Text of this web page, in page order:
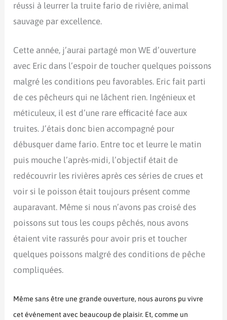
réussi à leurrer la truite fario de rivière, animal
sauvage par excellence.
Cette année, j’aurai partagé mon WE d’ouverture
avec Eric dans l’espoir de toucher quelques poissons
malgré les conditions peu favorables. Eric fait parti
de ces pêcheurs qui ne lâchent rien. Ingénieux et
méticuleux, il est d’une rare efficacité face aux
truites. J’étais donc bien accompagné pour
débusquer dame fario. Entre toc et leurre le matin
puis mouche l’après-midi, l’objectif était de
redécouvrir les rivières après ces séries de crues et
voir si le poisson était toujours présent comme
auparavant. Même si nous n’avons pas croisé des
poissons sut tous les coups pêchés, nous avons
étaient vite rassurés pour avoir pris et toucher
quelques poissons malgré des conditions de pêche
compliquées.
Même sans être une grande ouverture, nous aurons pu vivre
cet événement avec beaucoup de plaisir. Et, comme un